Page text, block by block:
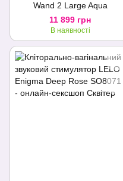
Wand 2 Large Aqua
11 899 грн
В наявності